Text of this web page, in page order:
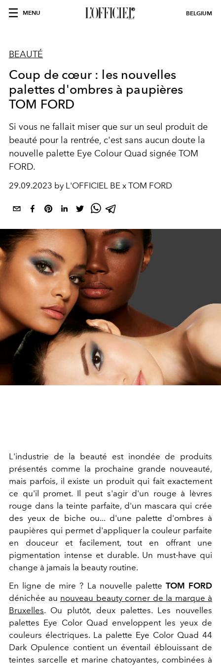
MENU BELGIUM
BEAUTÉ
Coup de cœur : les nouvelles
palettes d'ombres à paupières
TOM FORD
Si vous ne fallait miser que sur un seul produit de
beauté pour la rentrée, c'est sans aucun doute la
nouvelle palette Eye Colour Quad signée TOM
FORD.
29.09.2023 by L'OFFICIEL BE x TOM FORD
L'industrie de la beauté est inondée de produits
présentés comme la prochaine grande nouveauté,
mais parfois, il existe un produit qui fait exactement
ce qu'il promet. Il peut s'agir d'un rouge à lèvres
rouge dans la teinte parfaite, d'un mascara qui crée
des yeux de biche ou... d'une palette d'ombres à
paupières qui permet d'appliquer la couleur parfaite
en douceur et facilement, tout en offrant une
pigmentation intense et durable. Un must-have qui
change à jamais la beauty routine.
En ligne de mire ? La nouvelle palette TOM FORD
dénichée au nouveau beauty corner de la marque à
Bruxelles. Ou plutôt, deux palettes. Les nouvelles
palettes Eye Color Quad enveloppent les yeux de
couleurs électriques. La palette Eye Color Quad 44
Dark Opulence contient un éventail éblouissant de
teintes sarcelle et marine chatoyantes, combinées à